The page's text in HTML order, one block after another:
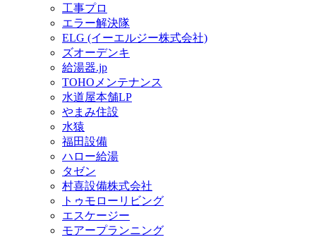
工事プロ
エラー解決隊
ELG (イーエルジー株式会社)
ズオーデンキ
給湯器.jp
TOHOメンテナンス
水道屋本舗LP
やまみ住設
水猿
福田設備
ハロー給湯
タゼン
村喜設備株式会社
トゥモローリビング
エスケージー
モアープランニング